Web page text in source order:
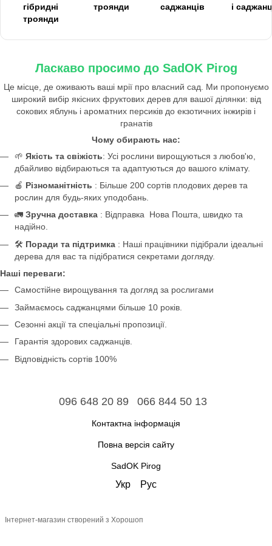
гібридні
троянди
троянди
саджанців
і
Ласкаво просимо до SadOK Pirog
Це місце, де оживають ваші мрії про власний сад. Ми пропонуємо
широкий вибір якісних фруктових дерев для вашої ділянки: від
сокових яблунь і ароматних персиків до екзотичних інжирів і
гранатів
Чому обирають нас:
🌱 Якість та свіжість: Усі рослини вирощуються з любов'ю,
дбайливо відбираються та адаптуються до вашого клімату.
🍎 Різноманітність : Більше 200 сортів плодових дерев та
рослин для будь-яких уподобань.
🚛 Зручна доставка : Відправка Нова Пошта, швидко та
надійно.
🛠️ Поради та підтримка : Наші працівники підібрали ідеальні
дерева для вас та підібратися секретами догляду.
Наші переваги:
Самостійне вирощування та догляд за рослигами
Займаємось саджанцями більше 10 років.
Сезонні акції та спеціальні пропозиції.
Гарантія здорових саджанців.
Відповідність сортів 100%
096 648 20 89 066 844 50 13
Контактна інформація
Повна версія сайту
SadOK Pirog
Укр Рус
Інтернет-магазин створений з Хорошоп